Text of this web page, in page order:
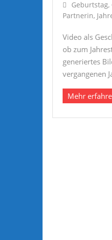
Geburtstag,
Partnerin,
Video als
ob zum
generiertes
vergangenen
Mehr